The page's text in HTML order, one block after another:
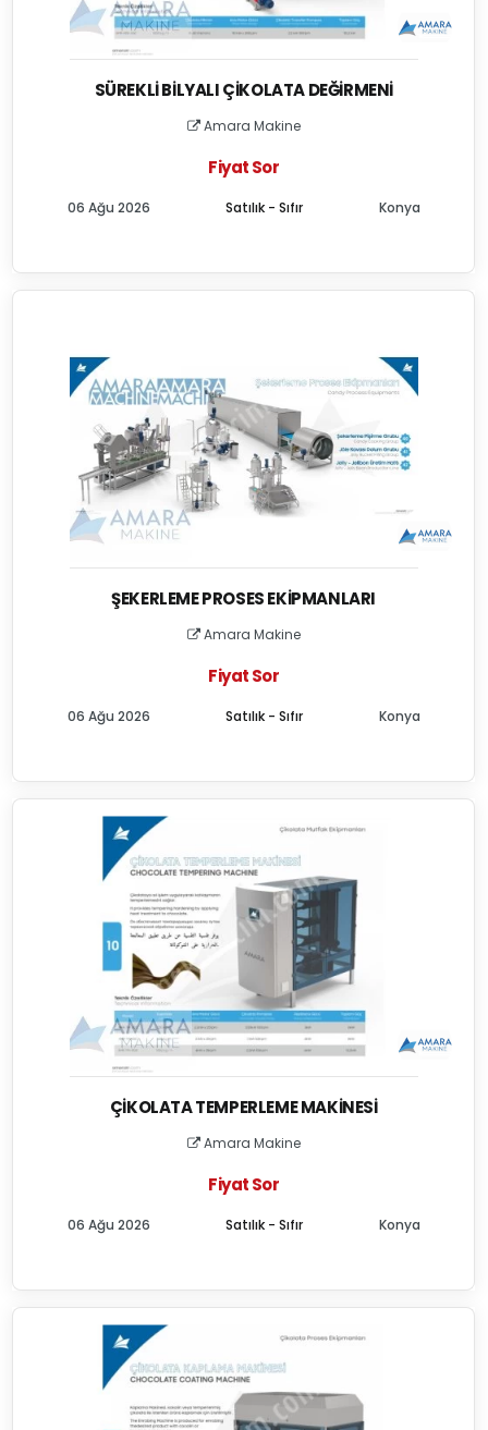
SÜREKLI BILYALI ÇIKOLATA DEĞIRMENI
Amara Makine
Fiyat Sor
Satılık - Sıfır
06 Ağu 2026 Konya
ŞEKERLEME PROSES EKIPMANLARI
Amara Makine
Fiyat Sor
Satılık - Sıfır
06 Ağu 2026 Konya
ÇIKOLATA TEMPERLEME MAKINESI
Amara Makine
Fiyat Sor
Satılık - Sıfır
06 Ağu 2026 Konya